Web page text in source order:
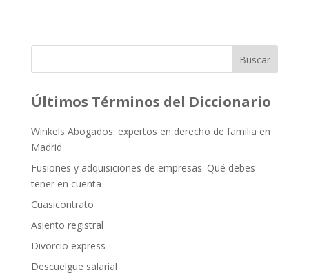
Buscar
Últimos Términos del Diccionario
Winkels Abogados: expertos en derecho de familia en
Madrid
Fusiones y adquisiciones de empresas. Qué debes
tener en cuenta
Cuasicontrato
Asiento registral
Divorcio express
Descuelgue salarial